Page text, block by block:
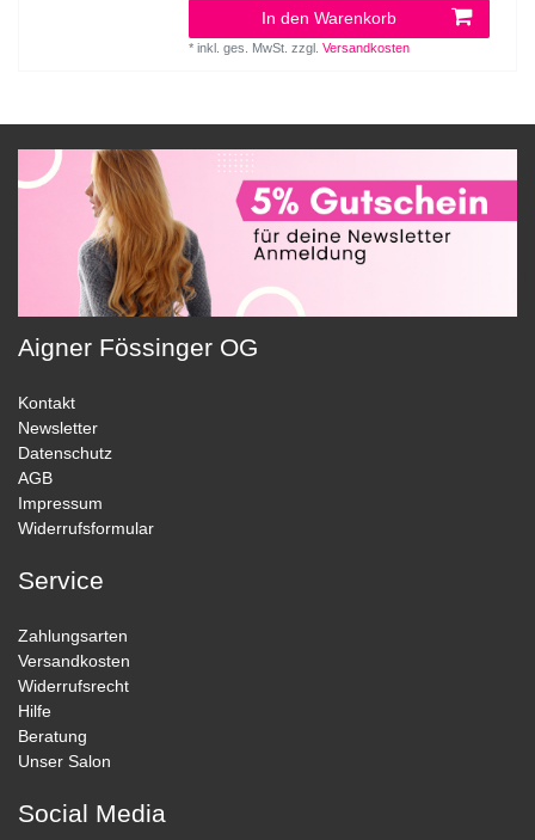
In den Warenkorb
*inkl. ges. MwSt. zzgl.Versandkosten
Aigner Fössinger OG
Kontakt
Newsletter
Datenschutz
AGB
Impressum
Widerrufsformular
Service
Zahlungsarten
Versandkosten
Widerrufsrecht
Hilfe
Beratung
Unser Salon
Social Media